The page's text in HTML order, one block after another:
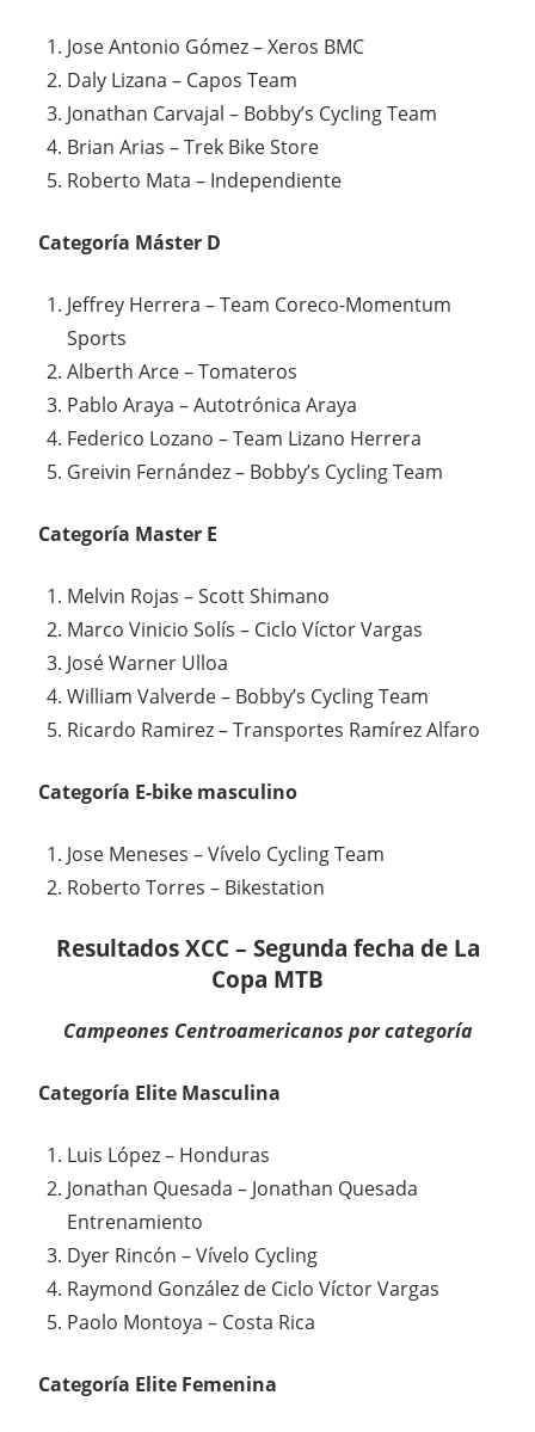
Jose Antonio Gómez – Xeros BMC
Daly Lizana – Capos Team
Jonathan Carvajal – Bobby’s Cycling Team
Brian Arias – Trek Bike Store
Roberto Mata – Independiente
Categoría Máster D
Jeffrey Herrera – Team Coreco-Momentum
Sports
Alberth Arce – Tomateros
Pablo Araya – Autotrónica Araya
Federico Lozano – Team Lizano Herrera
Greivin Fernández – Bobby’s Cycling Team
Categoría Master E
Melvin Rojas – Scott Shimano
Marco Vinicio Solís – Ciclo Víctor Vargas
José Warner Ulloa
William Valverde – Bobby’s Cycling Team
Ricardo Ramirez – Transportes Ramírez Alfaro
Categoría E-bike masculino
Jose Meneses – Vívelo Cycling Team
Roberto Torres – Bikestation
Resultados XCC – Segunda fecha de La
Copa MTB
Campeones Centroamericanos por categoría
Categoría Elite Masculina
Luis López – Honduras
Jonathan Quesada – Jonathan Quesada
Entrenamiento
Dyer Rincón – Vívelo Cycling
Raymond González de Ciclo Víctor Vargas
Paolo Montoya – Costa Rica
Categoría Elite Femenina